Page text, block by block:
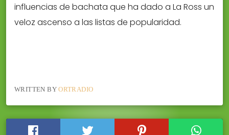
influencias de bachata que ha dado a La Ross un
veloz ascenso a las listas de popularidad.
WRITTEN BYORTRADIO